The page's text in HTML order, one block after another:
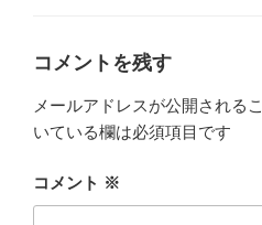
コメントを残す
メールアドレスが公開される
いている欄は必須項目です
コメント ※